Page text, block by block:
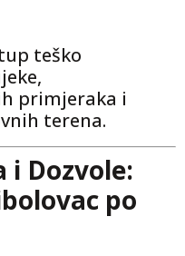
teško
primjeraka i
terena.
i Dozvole:
po